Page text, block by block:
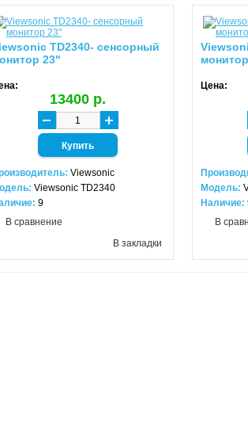
TD2340- сенсорный
23"
13400 р.
Viewsonic
Viewsonic TD2340
9
В сравнение
В закладки
Цена:
Модель:
Наличие:
В